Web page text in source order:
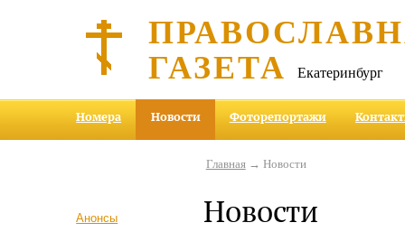
ГАЗЕТА Екатеринбург
Номера Новости Фоторепортажи
Анонсы
Главная→ Новости
Новости